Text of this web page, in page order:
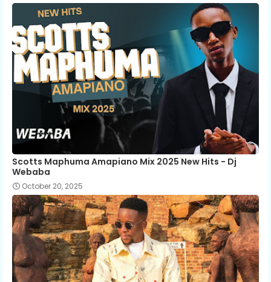
Scotts Maphuma Amapiano Mix 2025 New Hits - Dj
Webaba
October 20, 2025